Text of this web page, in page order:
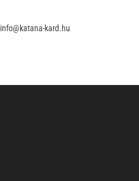
info@katana-kard.hu